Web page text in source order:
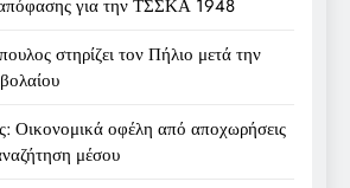
για την ΤΣΣΚΑ 1948
στηρίζει τον Πήλιο μετά την
Οικονομικά οφέλη από αποχωρήσεις
μέσου